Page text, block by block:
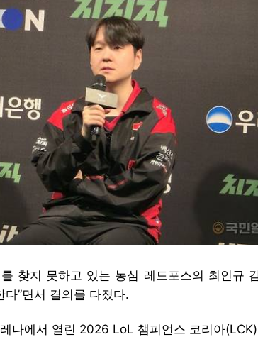
찾지 못하고 있는 농심 레드포스의 최인규
”면서 결의를 다졌다.
나에서 열린 2026 LoL 챔피언스 코리아